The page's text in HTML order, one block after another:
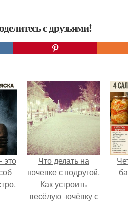
с друзьями!
это
Что делать на
ночевке с подругой.
Как устроить
весёлую ночёвку с